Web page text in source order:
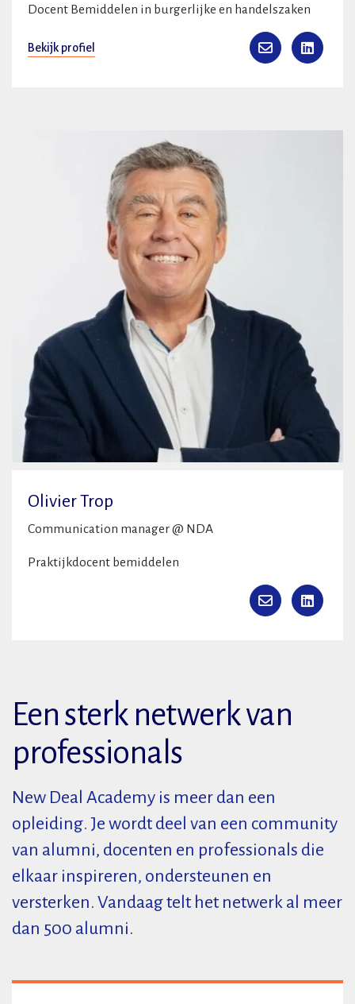
Docent Bemiddelen in burgerlijke en handelszaken
Bekijk profiel
Olivier Trop
Communication manager @ NDA
Praktijkdocent bemiddelen
Een sterk netwerk van
professionals
New Deal Academy is meer dan een
opleiding. Je wordt deel van een community
van alumni, docenten en professionals die
elkaar inspireren, ondersteunen en
versterken. Vandaag telt het netwerk al meer
dan 500 alumni.